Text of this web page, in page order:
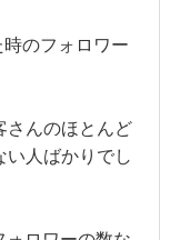
のフォロワー
さんのほとんど
い人ばかりでし